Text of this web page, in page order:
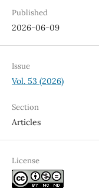
Published
2026-06-09
Issue
Vol. 53 (2026)
Section
Articles
License